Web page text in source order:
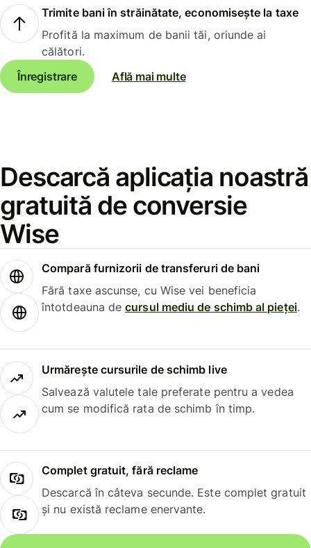
Trimite bani în străinătate, economisește la taxe
Profită la maximum de banii tăi, oriunde ai
călători.
Înregistrare
Află mai multe
Descarcă aplicația noastră
gratuită de conversie
Wise
Compară furnizorii de transferuri de bani
Fără taxe ascunse, cu Wise vei beneficia
întotdeauna decursul mediu de schimb al pieței.
Urmărește cursurile de schimb live
Salvează valutele tale preferate pentru a vedea
cum se modifică rata de schimb în timp.
Complet gratuit, fără reclame
Descarcă în câteva secunde. Este complet gratuit
și nu există reclame enervante.